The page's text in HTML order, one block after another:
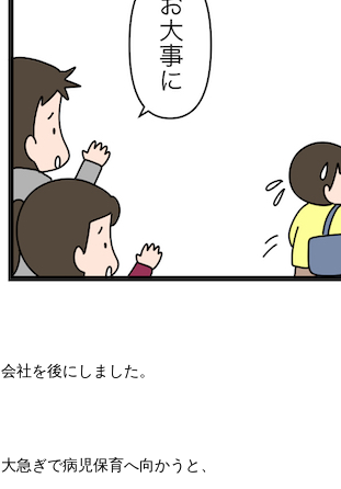
会社を後にしました。
大急ぎで病児保育へ向かうと、